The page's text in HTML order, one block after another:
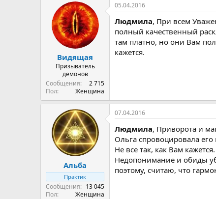
Видящая
Призыватель
демонов
Сообщения
2 715
Пол
Женщина
05.04.2016
Людмила, При всем
полный качественный
там платно, но они Вам
кажется.
Альба
Практик
Сообщения
13 045
Пол
Женщина
07.04.2016
Людмила, Приворота и
Ольга спровоцировала его
Не все так, как Вам
Недопонимание и обиды
поэтому, считаю, что